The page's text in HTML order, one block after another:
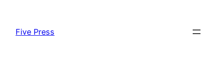
content
Five Press